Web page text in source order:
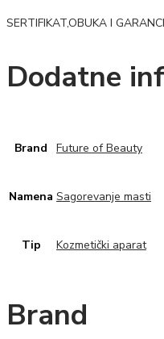
SERTIFIKAT,OBUKA I
Dodatne
Brand Future of Beauty
Namena Sagorevanje masti
Tip Kozmetički aparat
Brand